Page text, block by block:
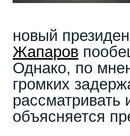
новый
Жапаров
Однако, по
громких
рассматривать
объясняется